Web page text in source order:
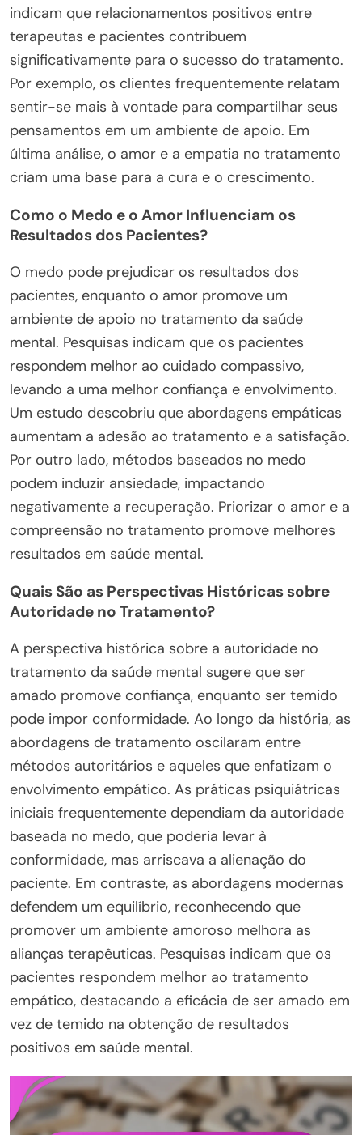
indicam que relacionamentos positivos entre
terapeutas e pacientes contribuem
significativamente para o sucesso do tratamento.
Por exemplo, os clientes frequentemente relatam
sentir-se mais à vontade para compartilhar seus
pensamentos em um ambiente de apoio. Em
última análise, o amor e a empatia no tratamento
criam uma base para a cura e o crescimento.
Como o Medo e o Amor Influenciam os
Resultados dos Pacientes?
O medo pode prejudicar os resultados dos
pacientes, enquanto o amor promove um
ambiente de apoio no tratamento da saúde
mental. Pesquisas indicam que os pacientes
respondem melhor ao cuidado compassivo,
levando a uma melhor confiança e envolvimento.
Um estudo descobriu que abordagens empáticas
aumentam a adesão ao tratamento e a satisfação.
Por outro lado, métodos baseados no medo
podem induzir ansiedade, impactando
negativamente a recuperação. Priorizar o amor e a
compreensão no tratamento promove melhores
resultados em saúde mental.
Quais São as Perspectivas Históricas sobre
Autoridade no Tratamento?
A perspectiva histórica sobre a autoridade no
tratamento da saúde mental sugere que ser
amado promove confiança, enquanto ser temido
pode impor conformidade. Ao longo da história, as
abordagens de tratamento oscilaram entre
métodos autoritários e aqueles que enfatizam o
envolvimento empático. As práticas psiquiátricas
iniciais frequentemente dependiam da autoridade
baseada no medo, que poderia levar à
conformidade, mas arriscava a alienação do
paciente. Em contraste, as abordagens modernas
defendem um equilíbrio, reconhecendo que
promover um ambiente amoroso melhora as
alianças terapêuticas. Pesquisas indicam que os
pacientes respondem melhor ao tratamento
empático, destacando a eficácia de ser amado em
vez de temido na obtenção de resultados
positivos em saúde mental.